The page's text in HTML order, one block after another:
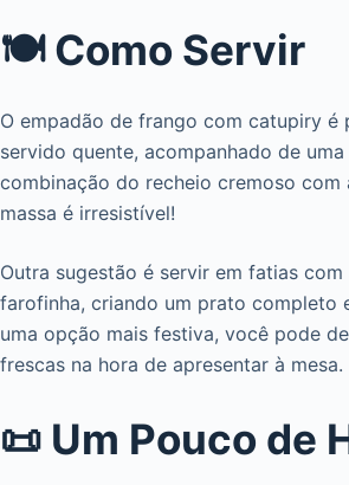
🍽️ Como Servir
O empadão de frango com catupiry é
servido quente, acompanhado de
combinação do recheio cremoso com
massa é irresistível!
Outra sugestão é servir em fatias com
farofinha, criando um prato completo
uma opção mais festiva, você pode
frescas na hora de apresentar à mesa.
📜 Um Pouco de